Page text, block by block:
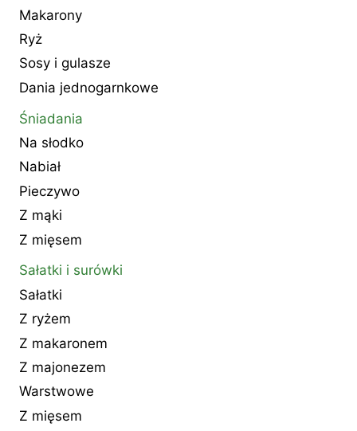
Makarony
Ryż
Sosy i gulasze
Dania jednogarnkowe
Śniadania
Na słodko
Nabiał
Pieczywo
Z mąki
Z mięsem
Sałatki i surówki
Sałatki
Z ryżem
Z makaronem
Z majonezem
Warstwowe
Z mięsem